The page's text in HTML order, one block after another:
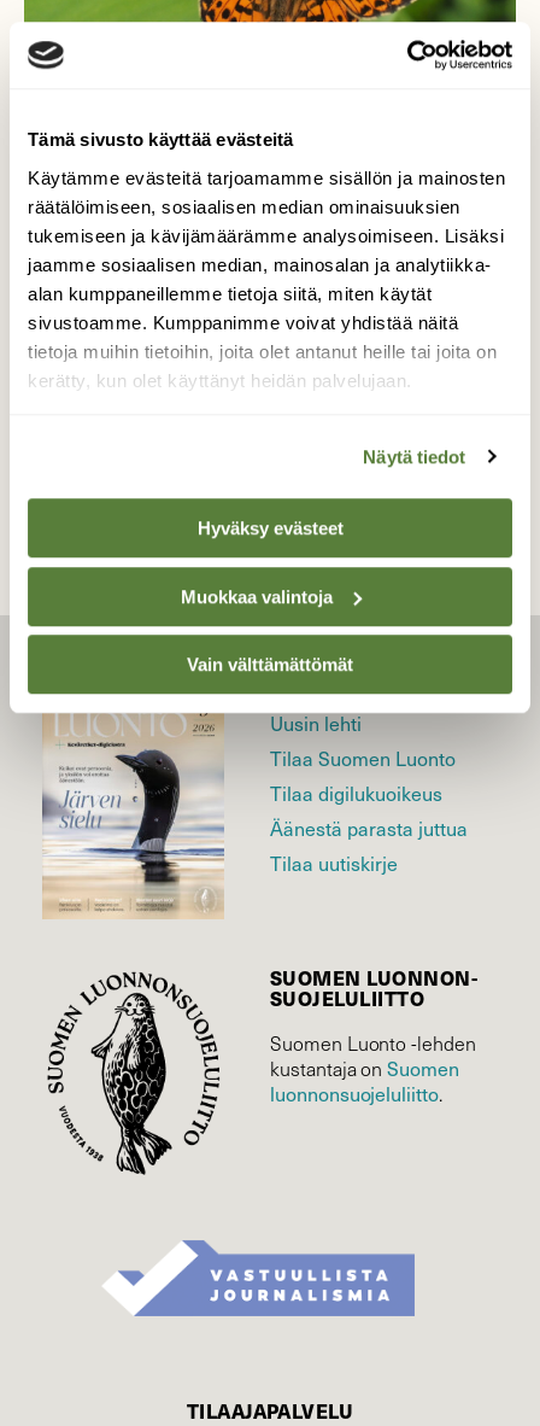
Tämä sivusto käyttää evästeitä
Käytämme evästeitä tarjoamamme sisällön ja mainosten
räätälöimiseen, sosiaalisen median ominaisuuksien
tukemiseen ja kävijämäärämme analysoimiseen. Lisäksi
jaamme sosiaalisen median, mainosalan ja analytiikka-
alan kumppaneillemme tietoja siitä, miten käytät
sivustoamme. Kumppanimme voivat yhdistää näitä
tietoja muihin tietoihin, joita olet antanut heille tai joita on
kerätty, kun olet käyttänyt heidän palvelujaan.
Näytä tiedot
Hyväksy evästeet
Muokkaa valintoja
Vain välttämättömät
kesä ja perhoset...
pursuhopeatäplä.
Valokuvaaja: Arja Valtonen, Pekanmäki Lahti
7.6.2026
TAKAISIN LISTAAN
LEHTI
Uusin lehti
Tilaa Suomen Luonto
Tilaa digilukuoikeus
Äänestä parasta juttua
Tilaa uutiskirje
SUOMEN LUONNON­
SUOJELU­LIITTO
Suomen Luonto -lehden
kustantaja onSuomen
luonnonsuojelu­liitto.
TILAAJAPALVELU